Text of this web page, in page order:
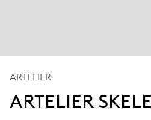
ARTELIER
ARTELIER